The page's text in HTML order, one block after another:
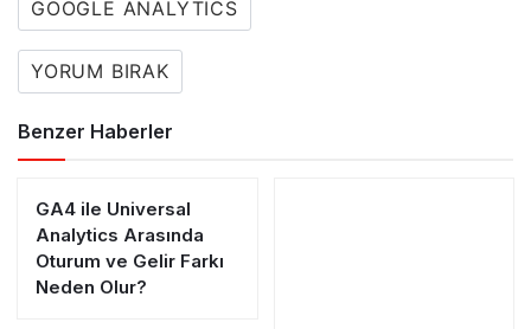
GOOGLE ANALYTICS
YORUM BIRAK
Benzer Haberler
GA4 ile Universal
Analytics Arasında
Oturum ve Gelir Farkı
Neden Olur?